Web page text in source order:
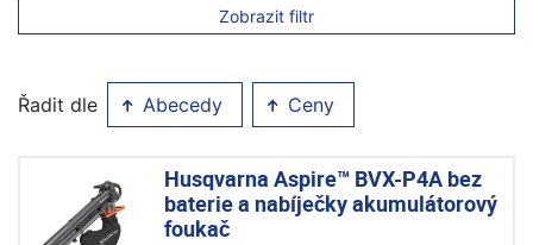
Zobrazit filtr
Řadit dle Abecedy Ceny
Husqvarna Aspire™ BVX-P4A bez
baterie a nabíječky akumulátorový
foukač